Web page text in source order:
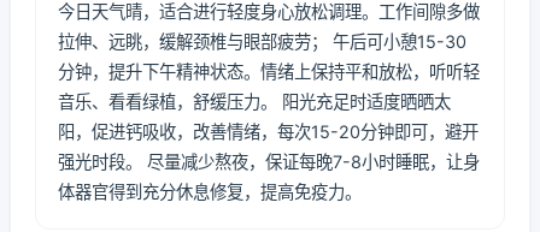
今日天气晴，适合进行轻度身心放松调理。工作间隙多做
拉伸、远眺，缓解颈椎与眼部疲劳； 午后可小憩15-30
分钟，提升下午精神状态。情绪上保持平和放松，听听轻
音乐、看看绿植，舒缓压力。 阳光充足时适度晒晒太
阳，促进钙吸收，改善情绪，每次15-20分钟即可，避开
强光时段。 尽量减少熬夜，保证每晚7-8小时睡眠，让身
体器官得到充分休息修复，提高免疫力。